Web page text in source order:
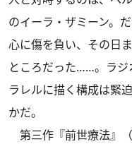
のイーラ・ザミーン。
心に傷を負い、その日
ところだった……。ラジ
ラレルに描く構成は緊
かだ。
第三作『前世療法』